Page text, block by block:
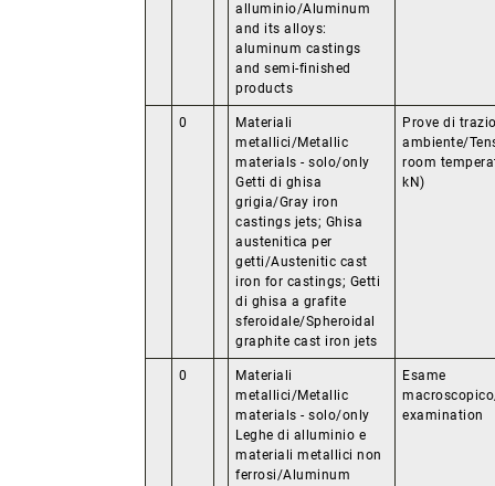
alluminio/Aluminum
and its alloys:
aluminum castings
and semi-finished
products
0
Materiali
metallici/Metallic
materials - solo/only
Getti di ghisa
grigia/Gray iron
castings jets; Ghisa
austenitica per
getti/Austenitic cast
iron for castings; Getti
di ghisa a grafite
sferoidale/Spheroidal
graphite cast iron jets
Prove di
ambiente/
room
kN)
0
Materiali
metallici/Metallic
materials - solo/only
Leghe di alluminio e
materiali metallici non
ferrosi/Aluminum
Esame
examination